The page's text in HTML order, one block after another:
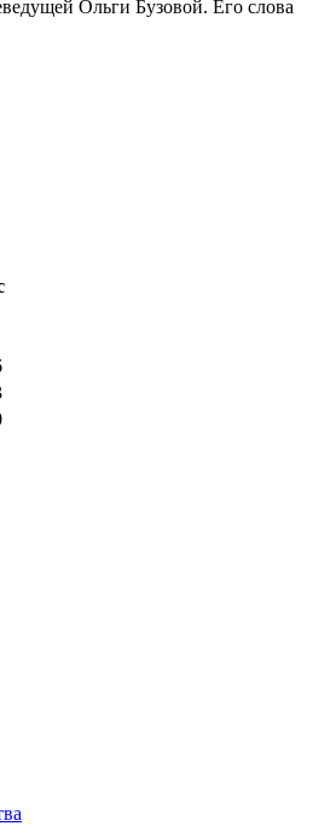
Ольги Бузовой. Его слова